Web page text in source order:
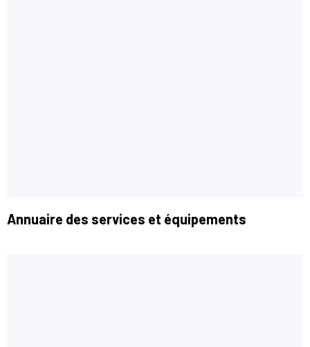
Annuaire des services et équipements